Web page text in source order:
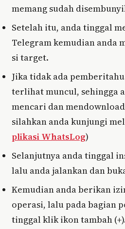
memang sudah
Setelah itu, anda tinggal
Telegram kemudian anda
si target.
Jika tidak ada
terlihat muncul, sehingga
mencari dan
silahkan anda kunjungi
plikasi WhatsLog)
Selanjutnya anda tinggal
lalu anda jalankan dan
Kemudian anda berikan
operasi, lalu pada bagian
tinggal klik ikon tambah (+